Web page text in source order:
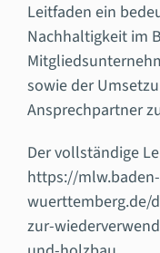
Leitfaden ein
Nachhaltigkeit im
sowie der
Ansprechpartner
Der vollständige
https://mlw.baden-
wuerttemberg.de/
zur-